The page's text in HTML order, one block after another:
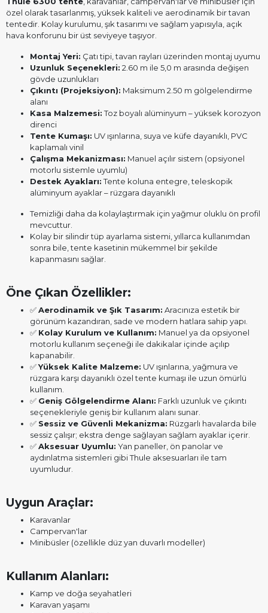
özel olarak tasarlanmış, yüksek kaliteli ve aerodinamik bir tavan
tentedir. Kolay kurulumu, şık tasarımı ve sağlam yapısıyla, açık
hava konforunu bir üst seviyeye taşıyor.
Montaj Yeri: Çatı tipi, tavan rayları üzerinden montaj uyumu
Uzunluk Seçenekleri: 2.60 m ile 5,0 m arasında değişen
gövde uzunlukları
Çıkıntı (Projeksiyon): Maksimum 2.50 m gölgelendirme
alanı
Kasa Malzemesi:Toz boyalı alüminyum – yüksek korozyon
direnci
Tente Kumaşı: UV ışınlarına, suya ve küfe dayanıklı, PVC
kaplamalı vinil
Çalışma Mekanizması: Manuel açılır sistem (opsiyonel
motorlu sistemle uyumlu)
Destek Ayakları:Tente koluna entegre, teleskopik
alüminyum ayaklar – rüzgara dayanıklı
Temizliği daha da kolaylaştırmak için yağmur oluklu ön profil
mevcuttur.
Kolay bir silindir tüp ayarlama sistemi, yıllarca kullanımdan
sonra bile, tente kasetinin mükemmel bir şekilde
kapanmasını sağlar.
Öne Çıkan Özellikler:
✅Aerodinamik ve Şık Tasarım: Aracınıza estetik bir
görünüm kazandıran, sade ve modern hatlara sahip yapı.
✅ Kolay Kurulum ve Kullanım: Manuel ya da opsiyonel
motorlu kullanım seçeneği ile dakikalar içinde açılıp
kapanabilir.
✅Yüksek Kalite Malzeme: UV ışınlarına, yağmura ve
rüzgara karşı dayanıklı özel tente kumaşı ile uzun ömürlü
kullanım.
✅ Geniş Gölgelendirme Alanı: Farklı uzunluk ve çıkıntı
seçenekleriyle geniş bir kullanım alanı sunar.
✅ Sessiz ve Güvenli Mekanizma: Rüzgarlı havalarda bile
sessiz çalışır; ekstra denge sağlayan sağlam ayaklar içerir.
✅Aksesuar Uyumlu: Yan paneller, ön panolar ve
aydınlatma sistemleri gibi Thule aksesuarları ile tam
uyumludur.
Uygun Araçlar:
Karavanlar
Campervan'lar
Minibüsler (özellikle düz yan duvarlı modeller)
Kullanım Alanları:
Kamp ve doğa seyahatleri
Karavan yaşamı